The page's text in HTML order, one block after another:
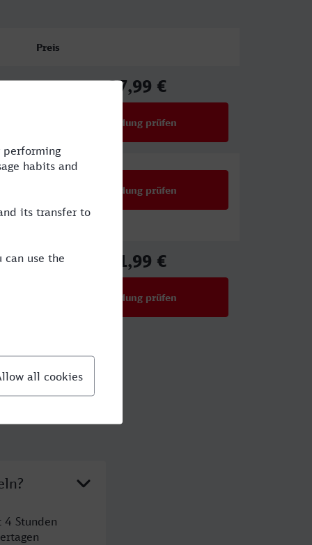
Preis
27,99 €
Verbindung prüfen
Verbindung prüfen
61,99 €
Verbindung prüfen
4 Stunden